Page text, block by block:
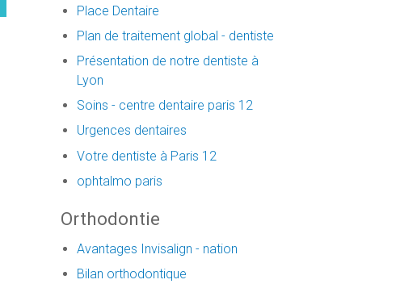
Place Dentaire
Plan de traitement global - dentiste
Présentation de notre dentiste à
Lyon
Soins - centre dentaire paris 12
Urgences dentaires
Votre dentiste à Paris 12
ophtalmo paris
Orthodontie
Avantages Invisalign - nation
Bilan orthodontique